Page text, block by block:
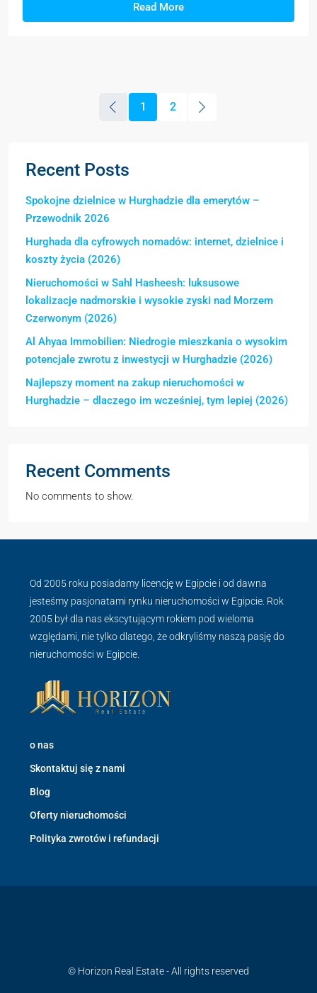
Read More
1 2
Recent Posts
Spokojne dzielnice w Hurghadzie dla emerytów –
Przewodnik 2026
Hurghada dla cyfrowych nomadów: internet, dzielnice i
koszty życia (2026)
Nieruchomości w Sahl Hasheesh: luksusowe
lokalizacje nadmorskie i wysokie zyski nad Morzem
Czerwonym (2026)
Al Ahyaa Immobilien: Niedrogie mieszkania o wysokim
potencjale zwrotu z inwestycji w Hurghadzie (2026)
Najlepszy moment na zakup nieruchomości w
Hurghadzie – dlaczego im wcześniej, tym lepiej (2026)
Recent Comments
No comments to show.
Od 2005 roku posiadamy licencję w Egipcie i od dawna
jesteśmy pasjonatami rynku nieruchomości w Egipcie. Rok
2005 był dla nas ekscytującym rokiem pod wieloma
względami, nie tylko dlatego, że odkryliśmy naszą pasję do
nieruchomości w Egipcie.
o nas
Skontaktuj się z nami
Blog
Oferty nieruchomości
Polityka zwrotów i refundacji
© Horizon Real Estate - All rights reserved